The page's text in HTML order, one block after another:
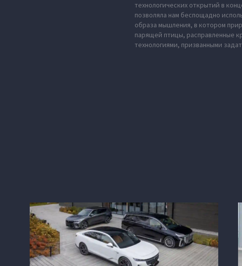
технологических открытий в
позволяла нам беспощадно
образа мышления, в котором
парящей птицы, расправленные
технологиями, призванными